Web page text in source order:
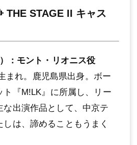
THE STAGE II キャス
：モント・リオニス役
まれ。⿅児島県出⾝。ボー
ト『M!LK』に所属し、リー
な出演作品として、中京テ
は、諦めることもうまく